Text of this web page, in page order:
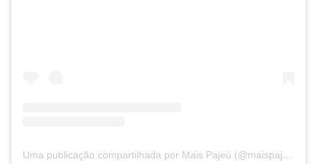
Uma publicação compartilhada por Mais Pajeú (@maispajeu)